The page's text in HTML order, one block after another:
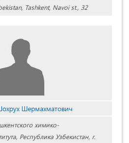
Tashkent, Navoi st., 32
Шермахматович
химико-
Республика Узбекистан, г.